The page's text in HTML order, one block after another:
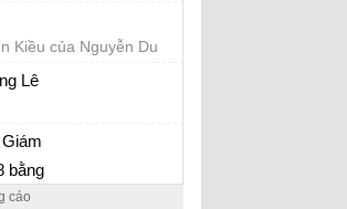
Kiều của
Kiều của Nguyễn Du
Lê
chí hồi thứ 14 của
bằng
nội
Sinh mua Kiều